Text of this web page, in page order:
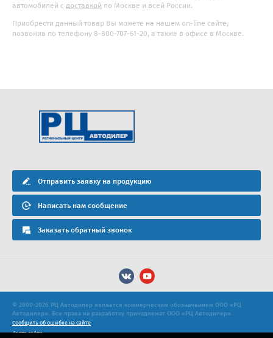
автомобилей с доставкой по Москве и всей России.
Приобрести данный товар Вы можете на нашем on-line сайте,
позвонив по телефону 8-800-707-61-20, а также в офисе в Москве.
Отправить заявку на продукцию
Написать нам сообщение
Заказать обратный звонок
© 2000-2026 РЦ Автодилер является коммерческим обозначением ООО «РЦ
Автодилер». Все права на разработку принадлежат ООО «РЦ Автодилер».
Сообщить об ошибке на сайте
Карта сайта